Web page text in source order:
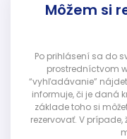
Môžem si
Po prihlásení sa do
prostredníctvom
“vyhľadávanie”
informuje, či je daná
základe toho si
rezervovať. V